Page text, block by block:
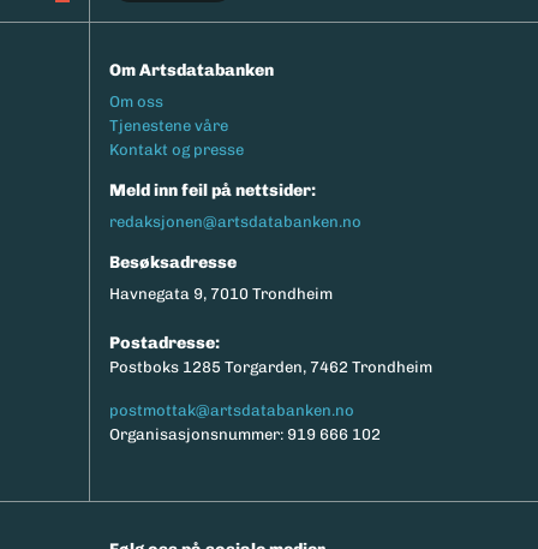
Om Artsdatabanken
Footermeny
Om oss
Tjenestene våre
Kontakt og presse
Meld inn feil på nettsider:
redaksjonen@artsdatabanken.no
Besøksadresse
Havnegata 9, 7010 Trondheim
Postadresse:
Postboks 1285 Torgarden, 7462 Trondheim
postmottak@artsdatabanken.no
Organisasjonsnummer: 919 666 102